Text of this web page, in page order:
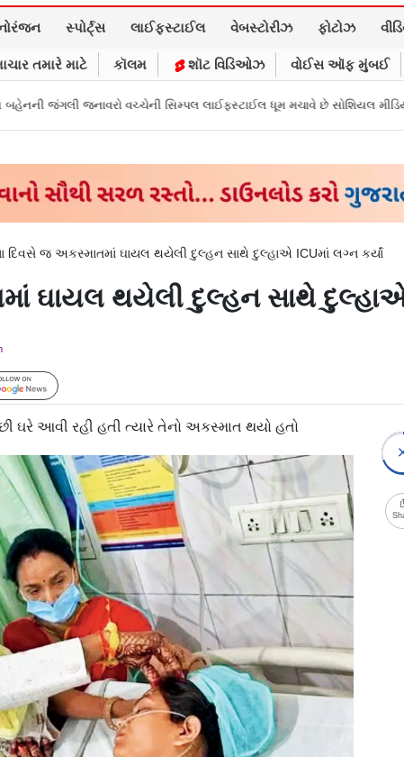
સ્પોર્ટ્સ લાઈફસ્ટાઈલ વેબસ્ટોરીઝ ફોટોઝ
તમારે માટે કૉલમ શૉટ વિડિઓઝ વોઈસ ઑફ મુંબઈ
સિમ્પલ લાઈફસ્ટાઈલ ધૂમ મચાવે છે સોશિયલ મીડિયામાં માર્ક ઝુકરબર્ગે
દિવસે જ અકસ્માતમાં ઘાયલ થયેલી દુલ્હન સાથે દુલ્હાએ ICUમાં લગ્ન કર્યાં
ઘાયલ થયેલી દુલ્હન સાથે દુલ્હાએ
Us
ઘરે આવી રહી હતી ત્યારે તેનો અકસ્માત થયો હતો